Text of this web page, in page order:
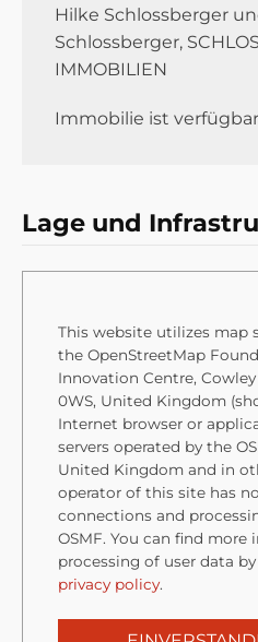
Hilke Schlossberger
Schlossberger,
IMMOBILIEN
Immobilie ist
Lage und
This website utilizes map
the OpenStreetMap
Innovation Centre,
0WS, United Kingdom
Internet browser or
servers operated by the
United Kingdom and in
operator of this site has
connections and
OSMF. You can find
processing of user data
privacy policy.